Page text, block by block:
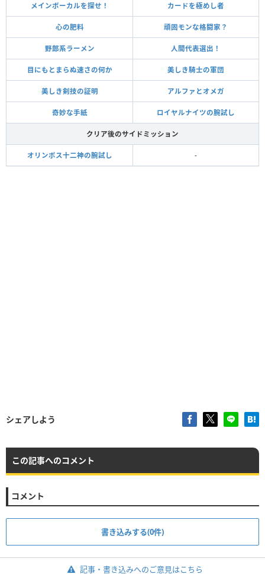
メインボーカルを探せ！ カードを極めし者
心の肥料 頑固モンな格闘家？
野郎系ラーメン 人間代表選出！
目にもとまらぬ速さの何か 美しき騎士の軍団
美しき剣技の証明 アルファとオメガ
奇妙な手紙 ロイヤルナイツの腕試し
クリア後のサイドミッション
オリンポス十二神の腕試し -
シェアしよう
この記事へのコメント
コメント
書き込みする(0件)
記事・書き込みへのご意見はこちら